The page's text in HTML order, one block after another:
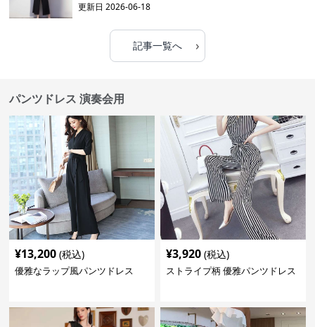
更新日2026-06-18
記事一覧へ ›
パンツドレス 演奏会用
¥13,200 (税込)
優雅なラップ風パンツドレス
¥3,920 (税込)
ストライプ柄 優雅パンツドレス